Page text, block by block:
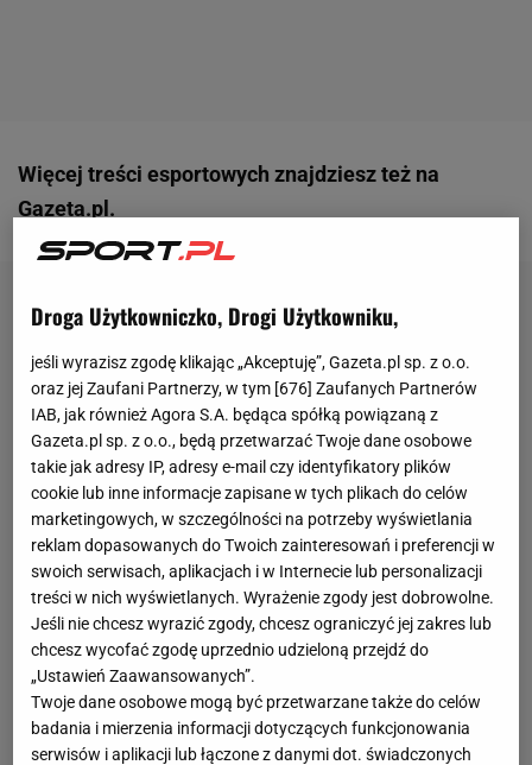
Więcej treści esportowych znajdziesz też na
Gazeta.pl.
Droga Użytkowniczko, Drogi Użytkowniku,
jeśli wyrazisz zgodę klikając „Akceptuję”, Gazeta.pl sp. z o.o.
oraz jej Zaufani Partnerzy, w tym [676] Zaufanych Partnerów
IAB, jak również Agora S.A. będąca spółką powiązaną z
Gazeta.pl sp. z o.o., będą przetwarzać Twoje dane osobowe
takie jak adresy IP, adresy e-mail czy identyfikatory plików
cookie lub inne informacje zapisane w tych plikach do celów
marketingowych, w szczególności na potrzeby wyświetlania
reklam dopasowanych do Twoich zainteresowań i preferencji w
swoich serwisach, aplikacjach i w Internecie lub personalizacji
treści w nich wyświetlanych. Wyrażenie zgody jest dobrowolne.
Jeśli nie chcesz wyrazić zgody, chcesz ograniczyć jej zakres lub
chcesz wycofać zgodę uprzednio udzieloną przejdź do
„Ustawień Zaawansowanych”.
Twoje dane osobowe mogą być przetwarzane także do celów
badania i mierzenia informacji dotyczących funkcjonowania
serwisów i aplikacji lub łączone z danymi dot. świadczonych